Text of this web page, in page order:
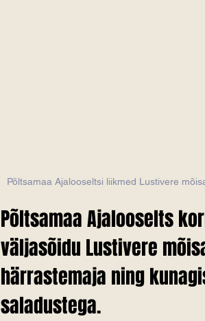
Põltsamaa Ajalooseltsi liikmed Lustivere
Põltsamaa Ajalooselts
väljasõidu Lustivere
härrastemaja ning
saladustega.